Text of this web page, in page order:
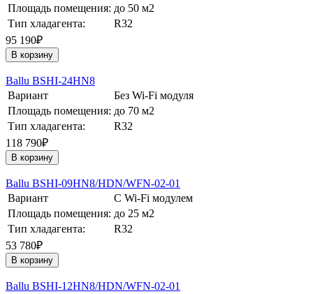
Площадь помещения: до 50 м2
Тип хладагента:
R32
95 190₽
В корзину
Ballu BSHI-24HN8
Вариант
Без Wi-Fi модуля
Площадь помещения: до 70 м2
Тип хладагента:
R32
118 790₽
В корзину
Ballu BSHI-09HN8/HDN/WFN-02-01
Вариант
С Wi-Fi модулем
Площадь помещения: до 25 м2
Тип хладагента:
R32
53 780₽
В корзину
Ballu BSHI-12HN8/HDN/WFN-02-01